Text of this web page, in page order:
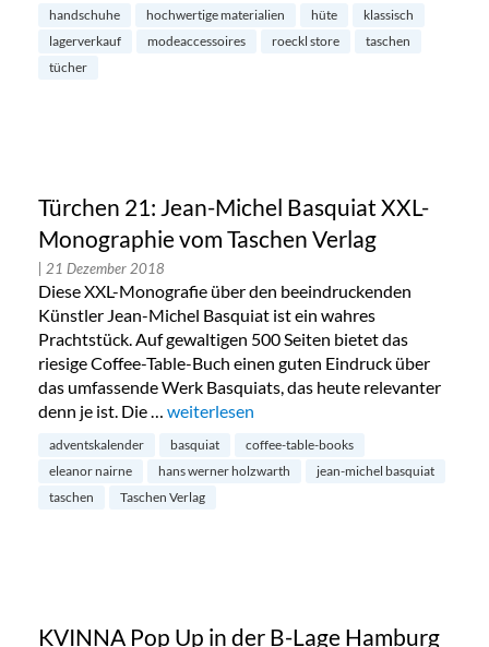
handschuhe hochwertige materialien hüte
klassisch
lagerverkauf
modeaccessoires roeckl store
taschen
tücher
Türchen 21: Jean-Michel Basquiat XXL-
Monographie vom Taschen Verlag
| 21 Dezember 2018
Diese XXL-Monografie über den beeindruckenden
Künstler Jean-Michel Basquiat ist ein wahres
Prachtstück. Auf gewaltigen 500 Seiten bietet das
riesige Coffee-Table-Buch einen guten Eindruck über
das umfassende Werk Basquiats, das heute relevanter
denn je ist. Die … „Türchen 21: Jean-Michel Basquiat XXL-
weiterlesen
adventskalender basquiat
coffee-table-books
eleanor nairne
hans werner holzwarth
jean-michel basquiat
taschen
Taschen Verlag
KVINNA Pop Up in der B-Lage Hamburg